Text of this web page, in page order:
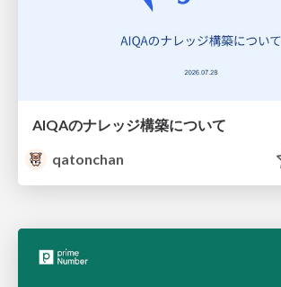
AIQAのナレッジ構築について
qatonchan